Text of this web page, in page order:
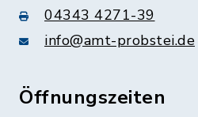
04343 4271-39
info@amt-probstei.de
Öffnungszeiten